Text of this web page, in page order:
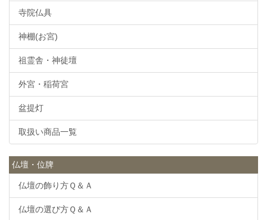
寺院仏具
神棚(お宮)
祖霊舎・神徒壇
外宮・稲荷宮
盆提灯
取扱い商品一覧
仏壇・位牌
仏壇の飾り方Ｑ＆Ａ
仏壇の選び方Ｑ＆Ａ